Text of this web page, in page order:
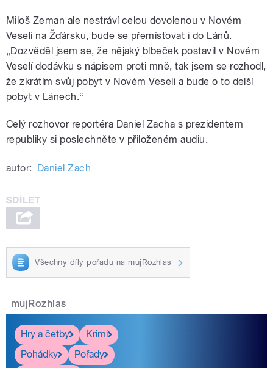
Miloš Zeman ale nestráví celou dovolenou v Novém
Veselí na Žďársku, bude se přemísťovat i do Lánů.
„Dozvěděl jsem se, že nějaký blbeček postavil v Novém
Veselí dodávku s nápisem proti mně, tak jsem se rozhodl,
že zkrátím svůj pobyt v Novém Veselí a bude o to delší
pobyt v Lánech.“
Celý rozhovor reportéra Daniel Zacha s prezidentem
republiky si poslechněte v přiloženém audiu.
autor: Daniel Zach
Všechny díly pořadu na mujRozhlas
mujRozhlas
Hry a četby
Krimi
Pohádky
Pořady